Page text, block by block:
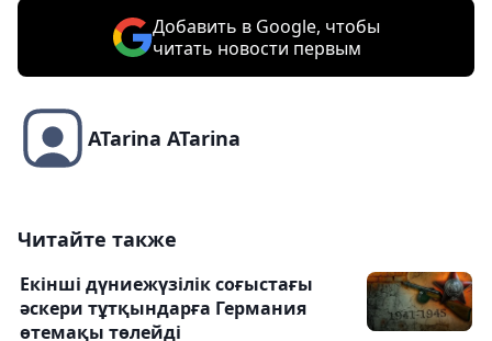
Добавить в Google, чтобы
читать новости первым
ATarina ATarina
Читайте также
Екінші дүниежүзілік соғыстағы
әскери тұтқындарға Германия
өтемақы төлейді